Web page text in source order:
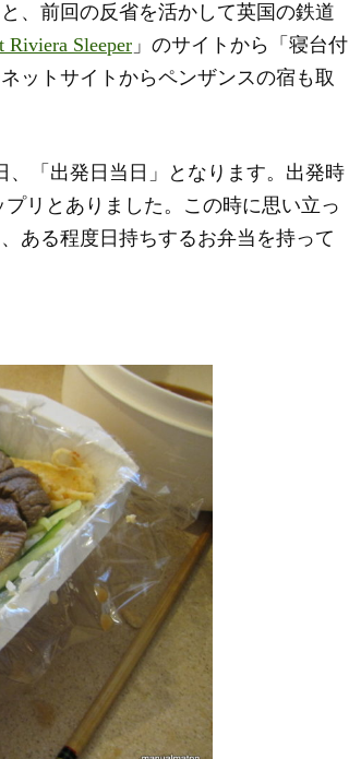
、前回の反省を活かして英国の鉄道
Riviera Sleeper 」のサイトから「寝台付
ットサイトからペンザンスの宿も取
、「出発日当日」となります。出発時
リとありました。この時に思い立っ
ある程度日持ちするお弁当を持って